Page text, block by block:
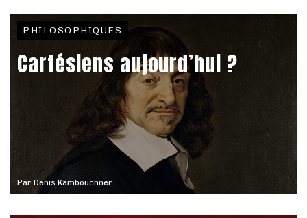
Par Denis Kambouchner
PHILOSOPHIQUES
Cartésiens aujourd’hui ?